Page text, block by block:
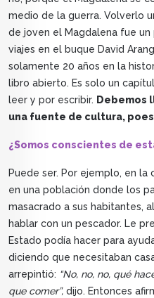
medio de la guerra. Volverlo
de joven el Magdalena fue
viajes en el buque David
solamente 20 años en la
libro abierto. Es solo un
leer y por escribir. Debemos
una fuente de cultura,
¿Somos conscientes de
Puede ser. Por ejemplo, en la
en una población donde los
masacrado a sus habitantes,
hablar con un pescador. Le
Estado podía hacer para
diciendo que necesitaban
arrepintió: “No, no, no, qué
que comer”, dijo. Entonces